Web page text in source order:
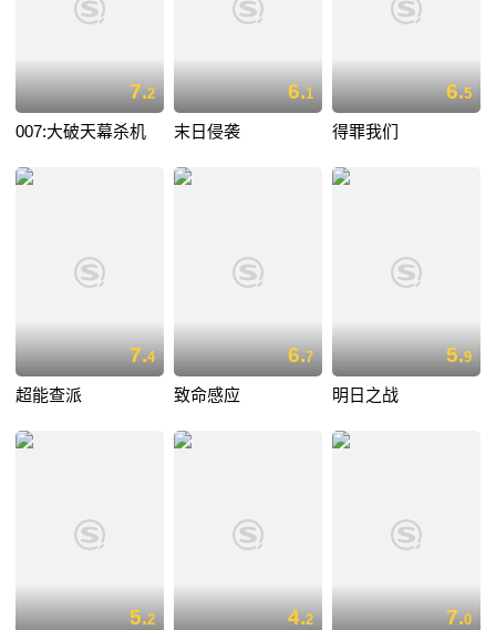
7.2
007:大破天幕杀机
6.1
末日侵袭
6.5
得罪我们
7.4
超能查派
6.7
致命感应
5.9
明日之战
5.2 4.2 7.0